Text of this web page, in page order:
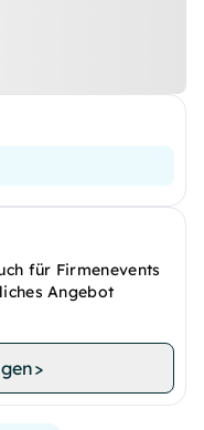
für Firmenevents
Angebot
>